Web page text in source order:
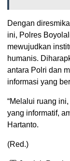
Dengan
ini, Polres
mewujudkan
humanis.
antara Polri dan
informasi yang
“Melalui ruang
yang informatif,
Hartanto.
(Red.)